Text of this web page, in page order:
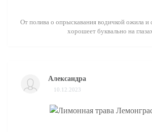
От полива о опрыскавания водичкой ожила и
хорошеет буквально на
Александра
10.12.2023